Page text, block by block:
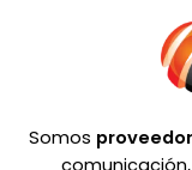
Somos